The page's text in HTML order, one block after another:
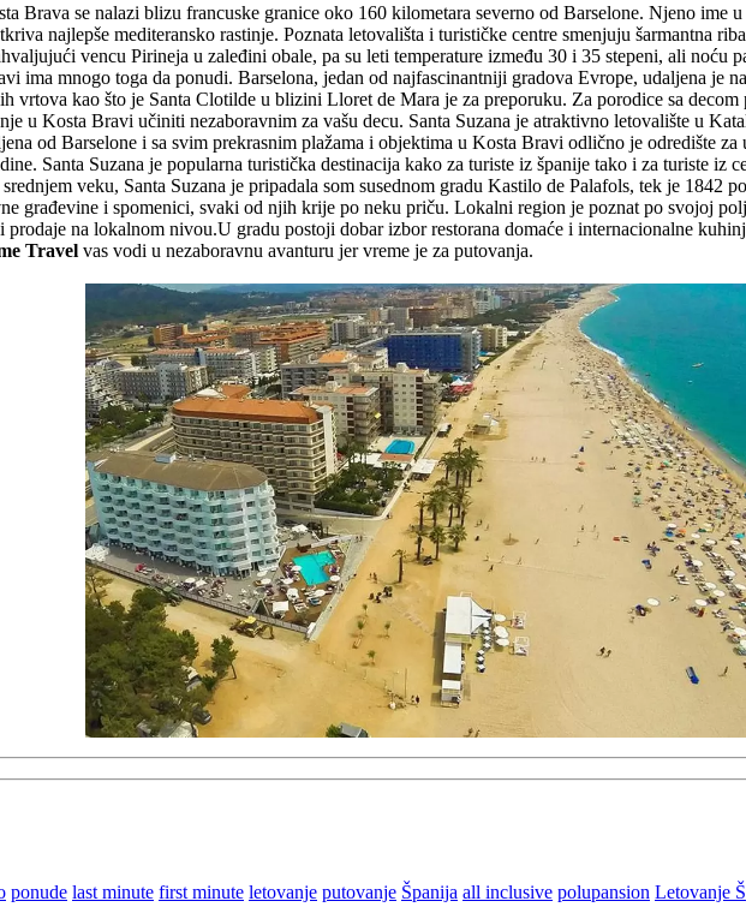
Brava se nalazi blizu francuske granice oko 160 kilometara severno od Barselone. Njeno
najlepše mediteransko rastinje. Poznata letovališta i turističke centre smenjuju šarmantna
vencu Pirineja u zaleđini obale, pa su leti temperature između 30 i 35 stepeni, ali noću
ima mnogo toga da ponudi. Barselona, jedan od najfascinantniji gradova Evrope, udaljena je
vrtova kao što je Santa Clotilde u blizini Lloret de Mara je za preporuku. Za porodice sa
u Kosta Bravi učiniti nezaboravnim za vašu decu. Santa Suzana je atraktivno letovalište u
od Barselone i sa svim prekrasnim plažama i objektima u Kosta Bravi odlično je odredište
Santa Suzana je popularna turistička destinacija kako za turiste iz španije tako i za turiste
veku, Santa Suzana je pripadala som susednom gradu Kastilo de Palafols, tek je 1842
građevine i spomenici, svaki od njih krije po neku priču. Lokalni region je poznat po svojoj
na lokalnom nivou.U gradu postoji dobar izbor restorana domaće i internacionalne
Travel vas vodi u nezaboravnu avanturu jer vreme je za putovanja.
ponude last minute first minute letovanje putovanje Španija all inclusive polupansion Letovanje